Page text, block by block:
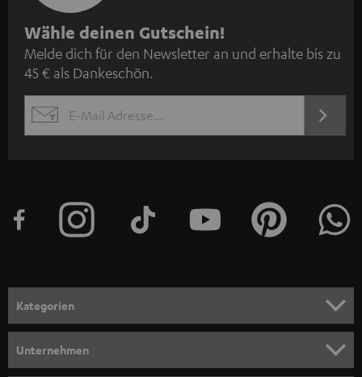
N
e
w
s
l
e
n
m
e
l
Wähle deinen Gutschein!
Melde dich für den Newsletter an und erhalte bis zu
45 € als Dankeschön.
EMAIL
JETZT
Kategorien
Unternehmen